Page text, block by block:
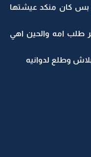
بس كان منكد عيشتها
طلب امه والحين اهي
وطلع لدوانيه